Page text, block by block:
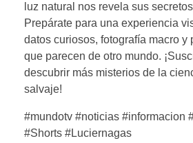
luz natural nos revela sus
Prepárate para una experiencia
datos curiosos, fotografía macro y
que parecen de otro mundo.
descubrir más misterios de la
salvaje!
#mundotv #noticias #informacion
#Shorts #Luciernagas